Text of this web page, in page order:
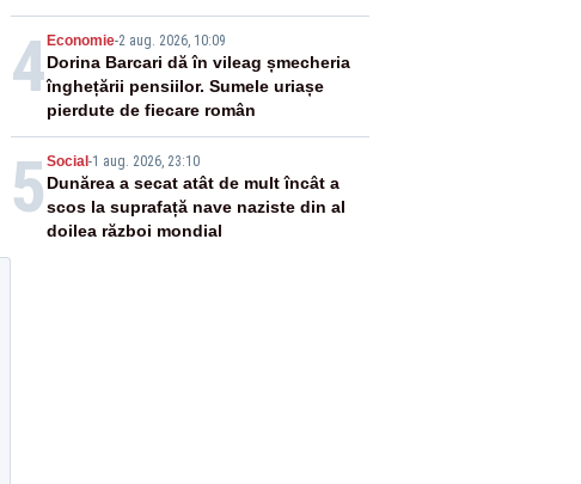
apa fluviului - IMAGINI AERIENE
4 Economie-2 aug. 2026, 10:09
Dorina Barcari dă în vileag șmecheria
înghețării pensiilor. Sumele uriașe
pierdute de fiecare român
5 Social -1 aug. 2026, 23:10
Dunărea a secat atât de mult încât a
scos la suprafață nave naziste din al
doilea război mondial